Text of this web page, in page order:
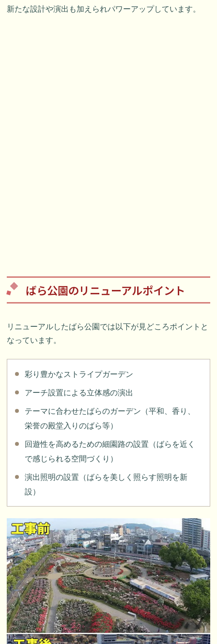
新たな設計や演出も加えられパワーアップしています。
ばら公園のリニューアルポイント
リニューアルしたばら公園では以下が見どころポイントと
なっています。
彩り豊かなストライプガーデン
アーチ設置による立体感の演出
テーマに合わせたばらのガーデン（平和、香り、
栄誉の殿堂入りのばら等）
回遊性を高めるための細園路の設置（ばらを近く
で感じられる空間づくり）
演出照明の設置（ばらを美しく照らす照明を新
設）